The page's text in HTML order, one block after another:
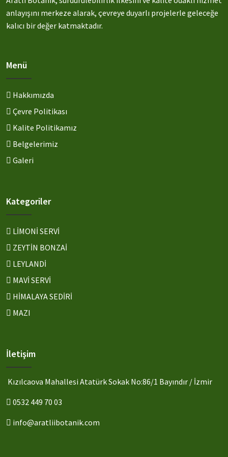
anlayışını merkeze alarak, çevreye duyarlı projelerle geleceğe
kalıcı bir değer katmaktadır.
Menü
Hakkımızda
Çevre Politikası
Kalite Politikamız
Belgelerimiz
Galeri
Kategoriler
LİMONİ SERVİ
ZEYTİN BONZAİ
LEYLANDİ
MAVİ SERVİ
HİMALAYA SEDİRİ
MAZI
İletişim
Kızılcaova Mahallesi Atatürk Sokak No:86/1 Bayındır / İzmir
0532 449 70 03
info@aratliibotanik.com